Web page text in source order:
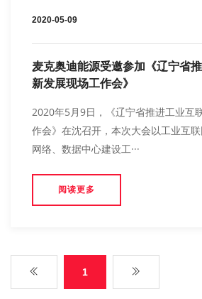
2020-05-09
麦克奥迪能源受邀参加《辽宁省
新发展现场工作会》
2020年5月9日，《辽宁省推进工业互
作会》在沈召开，本次大会以工业互
网络、数据中心建设工···
阅读更多
1